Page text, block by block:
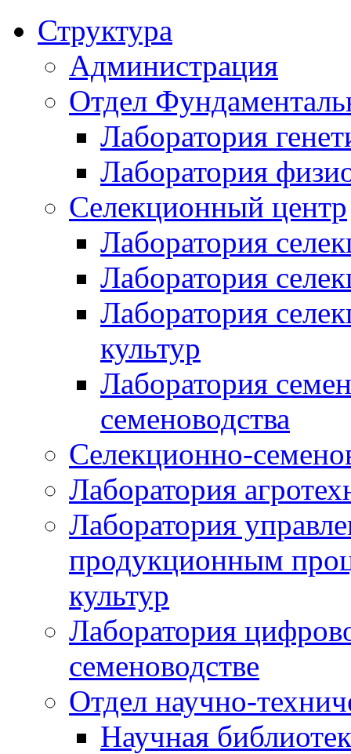
Структура
Администрация
Отдел
Лаборатория
Лаборатория
Селекционный центр
Лаборатория
Лаборатория
Лаборатория
культур
Лаборатория
семеноводства
Селекционно-
Лаборатория
Лаборатория
продукционным
культур
Лаборатория
семеноводстве
Отдел научно-
Научная